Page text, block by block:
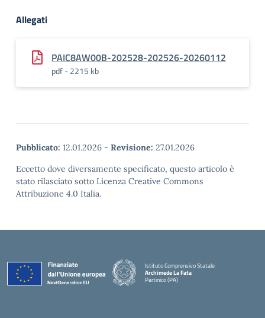
Allegati
PAIC8AW00B-202528-202526-20260112
pdf - 2215 kb
Pubblicato: 12.01.2026 - Revisione: 27.01.2026
Eccetto dove diversamente specificato, questo articolo è
stato rilasciato sotto Licenza Creative Commons
Attribuzione 4.0 Italia.
Istituto Comprensivo Statale
Archimede La Fata
Partinico (PA)